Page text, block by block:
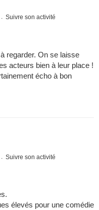
Suivre son activité
regarder. On se laisse
acteurs bien à leur place !
écho à bon
Suivre son activité
élevés pour une comédie